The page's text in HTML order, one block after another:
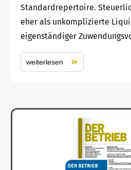
Standardrepertoire.
eher als unkomplizierte
eigenständiger
weiterlesen